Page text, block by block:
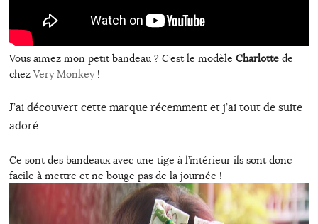
Vous aimez mon petit bandeau ? C’est le modèle Charlottede
chez Very Monkey!
J’ai découvert cette marque récemment et j’ai tout de suite
adoré.
Ce sont des bandeaux avec une tige à l’intérieur ils sont donc
facile à mettre et ne bouge pas de la journée !